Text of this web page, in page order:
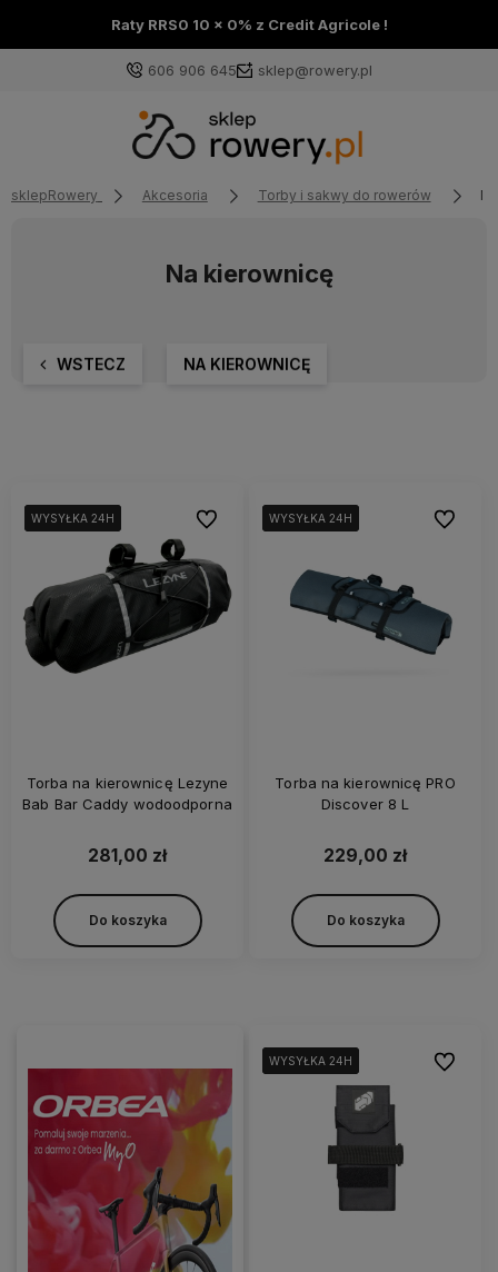
Raty RRS0 10 x 0% z Credit Agricole !
606 906 645 sklep@rowery.pl
sklepRowery Akcesoria Torby i sakwy do rowerów
Na kierownicę
WSTECZ NA KIEROWNICĘ
WYSYŁKA 24H
WYSYŁKA 24H
WYSYŁKA 24H
Torba na kierownicę Lezyne
Bab Bar Caddy wodoodporna
281,00 zł
Do koszyka
Do ulubionychWYSYŁKA 24H
WYSYŁKA 24H
WYSYŁKA 24H
Torba na kierownicę PRO
Discover 8 L
229,00 zł
Do koszyka
Do
WYSYŁKA 24H
WYSYŁKA 24H
WYSYŁKA 24H Do